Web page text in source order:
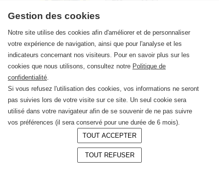
© 2026 —CRAFT Limoges
Gestion des cookies
Notre site utilise des cookies afin d'améliorer et de personnaliser
votre expérience de navigation, ainsi que pour l'analyse et les
indicateurs concernant nos visiteurs. Pour en savoir plus sur les
cookies que nous utilisons, consultez notre Politique de
confidentialité
Si vous refusez l'utilisation des cookies, vos informations ne seront
pas suivies lors de votre visite sur ce site. Un seul cookie sera
utilisé dans votre navigateur afin de se souvenir de ne pas suivre
vos préférences (il sera conservé pour une durée de 6 mois).
TOUT ACCEPTER
TOUT REFUSER